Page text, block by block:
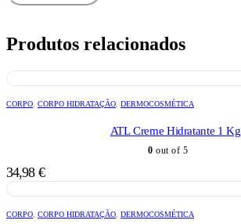
Produtos relacionados
CORPO CORPO HIDRATAÇÃO DERMOCOSMÉTICA
ATL Creme Hidratante 1 Kg
0 out of 5
34,98 €
CORPO CORPO HIDRATAÇÃO DERMOCOSMÉTICA